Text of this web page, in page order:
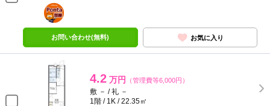
ポンタ
部屋
お問い合わせ(無料) お気に入り
4.2 万円 （管理費等6,000円）
敷 － / 礼 －
1階 / 1K / 22.35㎡